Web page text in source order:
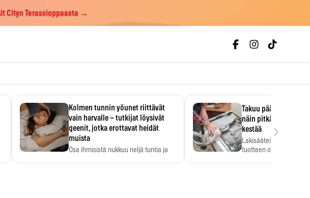
Cityn Terassioppaasta →
Kolmen tunnin yöunet riittävät
vain harvalle – tutkijat löysivät
geenit, jotka erottavat heidät
muista
Osa ihmisistä nukkuu neljä tuntia ja
Takuu päättyi,
näin pitkään
kestää
Lakisääteinen
tuotteen oletetun
›